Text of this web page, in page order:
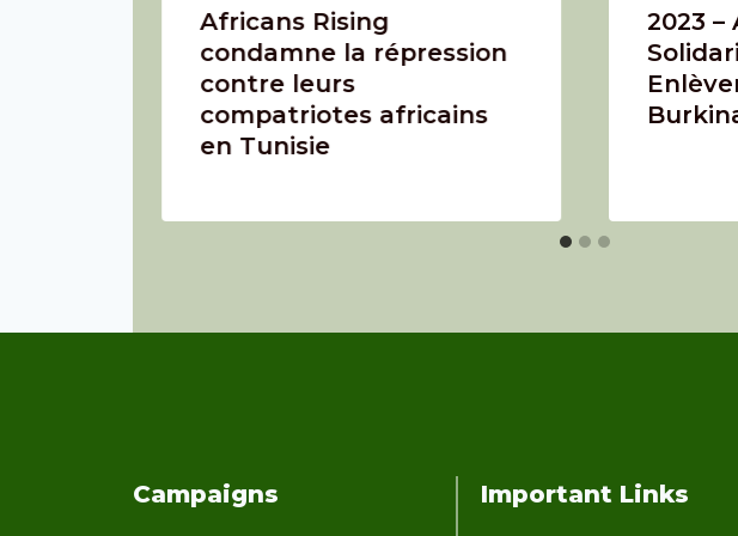
Africans Rising
condamne la répression
contre leurs
compatriotes africains
en Tunisie
2023 –
Campaigns Important Links